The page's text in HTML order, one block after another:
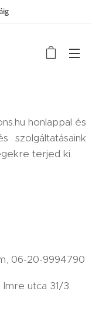
honlappal és
szolgáltatásaink
terjed ki.
06-20-9994790
utca 31/3.